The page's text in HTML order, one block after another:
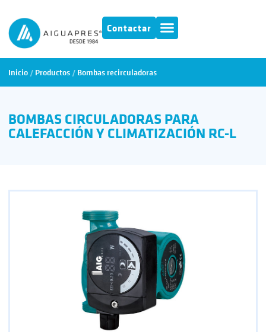
Contactar
Inicio / Productos / Bombas recirculadoras
BOMBAS CIRCULADORAS PARA
CALEFACCIÓN Y CLIMATIZACIÓN RC-L